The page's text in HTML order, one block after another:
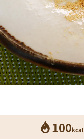
100kcal